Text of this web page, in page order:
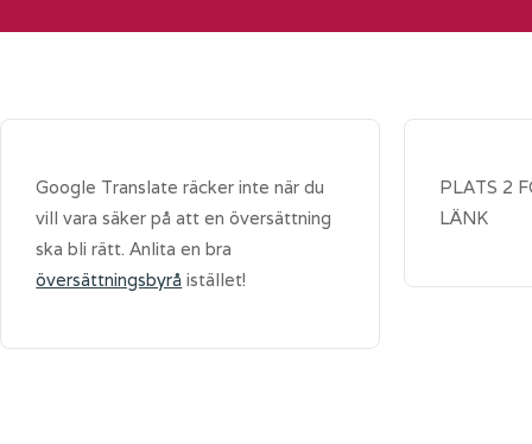
Google Translate räcker inte när du
vill vara säker på att en översättning
ska bli rätt. Anlita en bra
översättningsbyrå istället!
PLATS 2
LÄNK